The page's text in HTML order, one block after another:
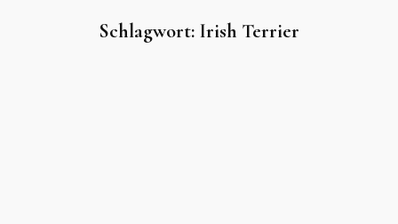
Schlagwort: Irish Terrier